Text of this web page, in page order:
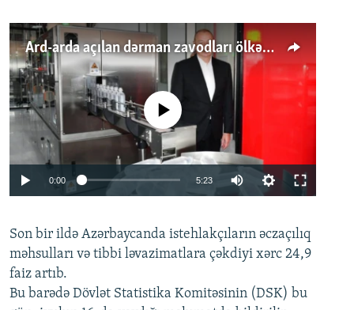
Ard-arda açılan dərman zavodları ölkənin tələbatını ödəyirmi?
Auto 240p 360p 480p
720p 1080p
No media source currently available
0:00 5:23
360p
480p
720p
Son bir ildə Azərbaycanda istehlakçıların əczaçılıq
məhsulları və tibbi ləvazimatlara çəkdiyi xərc 24,9
faiz artıb.
Bu barədə Dövlət Statistika Komitəsinin (DSK) bu